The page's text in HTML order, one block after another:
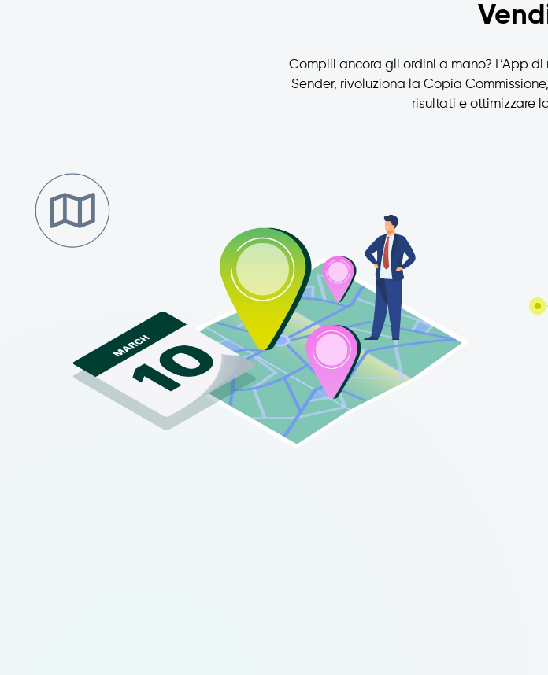
Compili ancora gli ordini a mano? L’App
Sender, rivoluziona la Copia
risultati e ottimizzare